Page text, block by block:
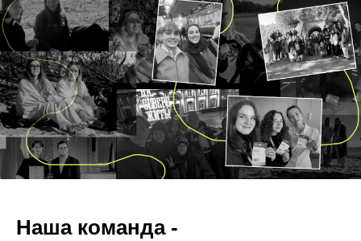
Наша команда -